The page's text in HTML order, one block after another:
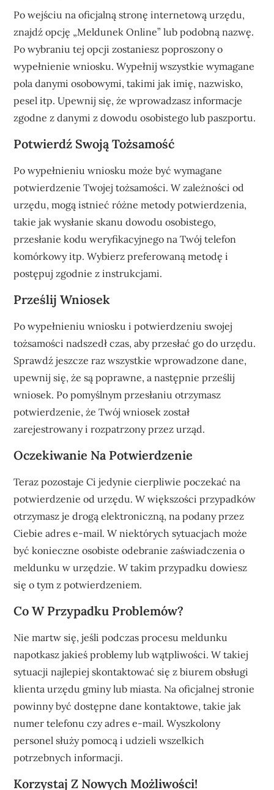
Po wejściu na oficjalną stronę internetową urzędu,
znajdź opcję „Meldunek Online” lub podobną nazwę.
Po wybraniu tej opcji zostaniesz poproszony o
wypełnienie wniosku. Wypełnij wszystkie wymagane
pola danymi osobowymi, takimi jak imię, nazwisko,
pesel itp. Upewnij się, że wprowadzasz informacje
zgodne z danymi z dowodu osobistego lub paszportu.
Potwierdź Swoją Tożsamość
Po wypełnieniu wniosku może być wymagane
potwierdzenie Twojej tożsamości. W zależności od
urzędu, mogą istnieć różne metody potwierdzenia,
takie jak wysłanie skanu dowodu osobistego,
przesłanie kodu weryfikacyjnego na Twój telefon
komórkowy itp. Wybierz preferowaną metodę i
postępuj zgodnie z instrukcjami.
Prześlij Wniosek
Po wypełnieniu wniosku i potwierdzeniu swojej
tożsamości nadszedł czas, aby przesłać go do urzędu.
Sprawdź jeszcze raz wszystkie wprowadzone dane,
upewnij się, że są poprawne, a następnie prześlij
wniosek. Po pomyślnym przesłaniu otrzymasz
potwierdzenie, że Twój wniosek został
zarejestrowany i rozpatrzony przez urząd.
Oczekiwanie Na Potwierdzenie
Teraz pozostaje Ci jedynie cierpliwie poczekać na
potwierdzenie od urzędu. W większości przypadków
otrzymasz je drogą elektroniczną, na podany przez
Ciebie adres e-mail. W niektórych sytuacjach może
być konieczne osobiste odebranie zaświadczenia o
meldunku w urzędzie. W takim przypadku dowiesz
się o tym z potwierdzeniem.
Co W Przypadku Problemów?
Nie martw się, jeśli podczas procesu meldunku
napotkasz jakieś problemy lub wątpliwości. W takiej
sytuacji najlepiej skontaktować się z biurem obsługi
klienta urzędu gminy lub miasta. Na oficjalnej stronie
powinny być dostępne dane kontaktowe, takie jak
numer telefonu czy adres e-mail. Wyszkolony
personel służy pomocą i udzieli wszelkich
potrzebnych informacji.
Korzystaj Z Nowych Możliwości!